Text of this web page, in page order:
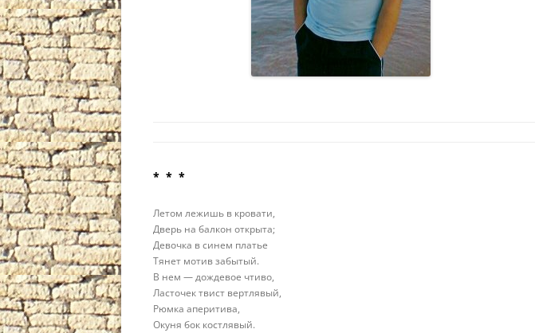
* * *
Летом лежишь в кровати,
Дверь на балкон открыта;
Девочка в синем платье
Тянет мотив забытый.
В нем — дождевое чтиво,
Ласточек твист вертлявый,
Рюмка аперитива,
Окуня бок костлявый.